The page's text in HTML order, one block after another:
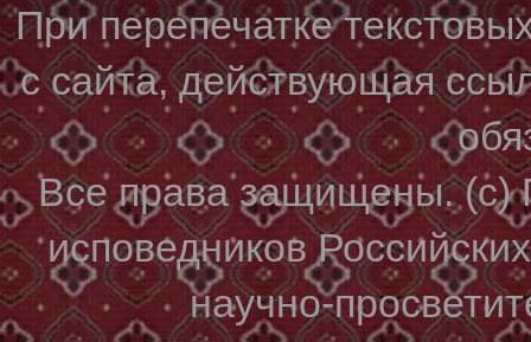
При перепечатке
с сайта, действующая
Все права защищены. (с)
исповедников
научно-